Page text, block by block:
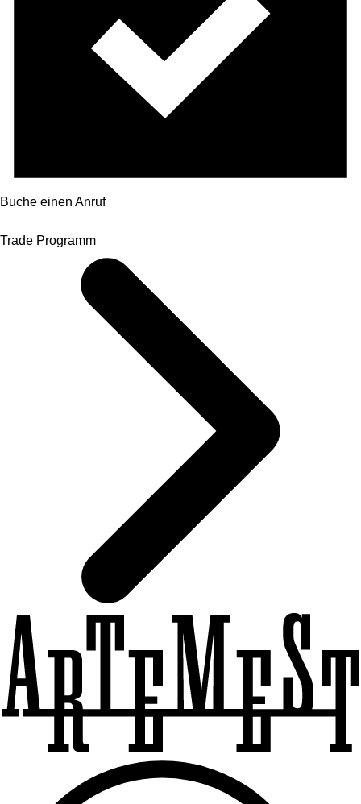
Buche einen Anruf
Trade Programm